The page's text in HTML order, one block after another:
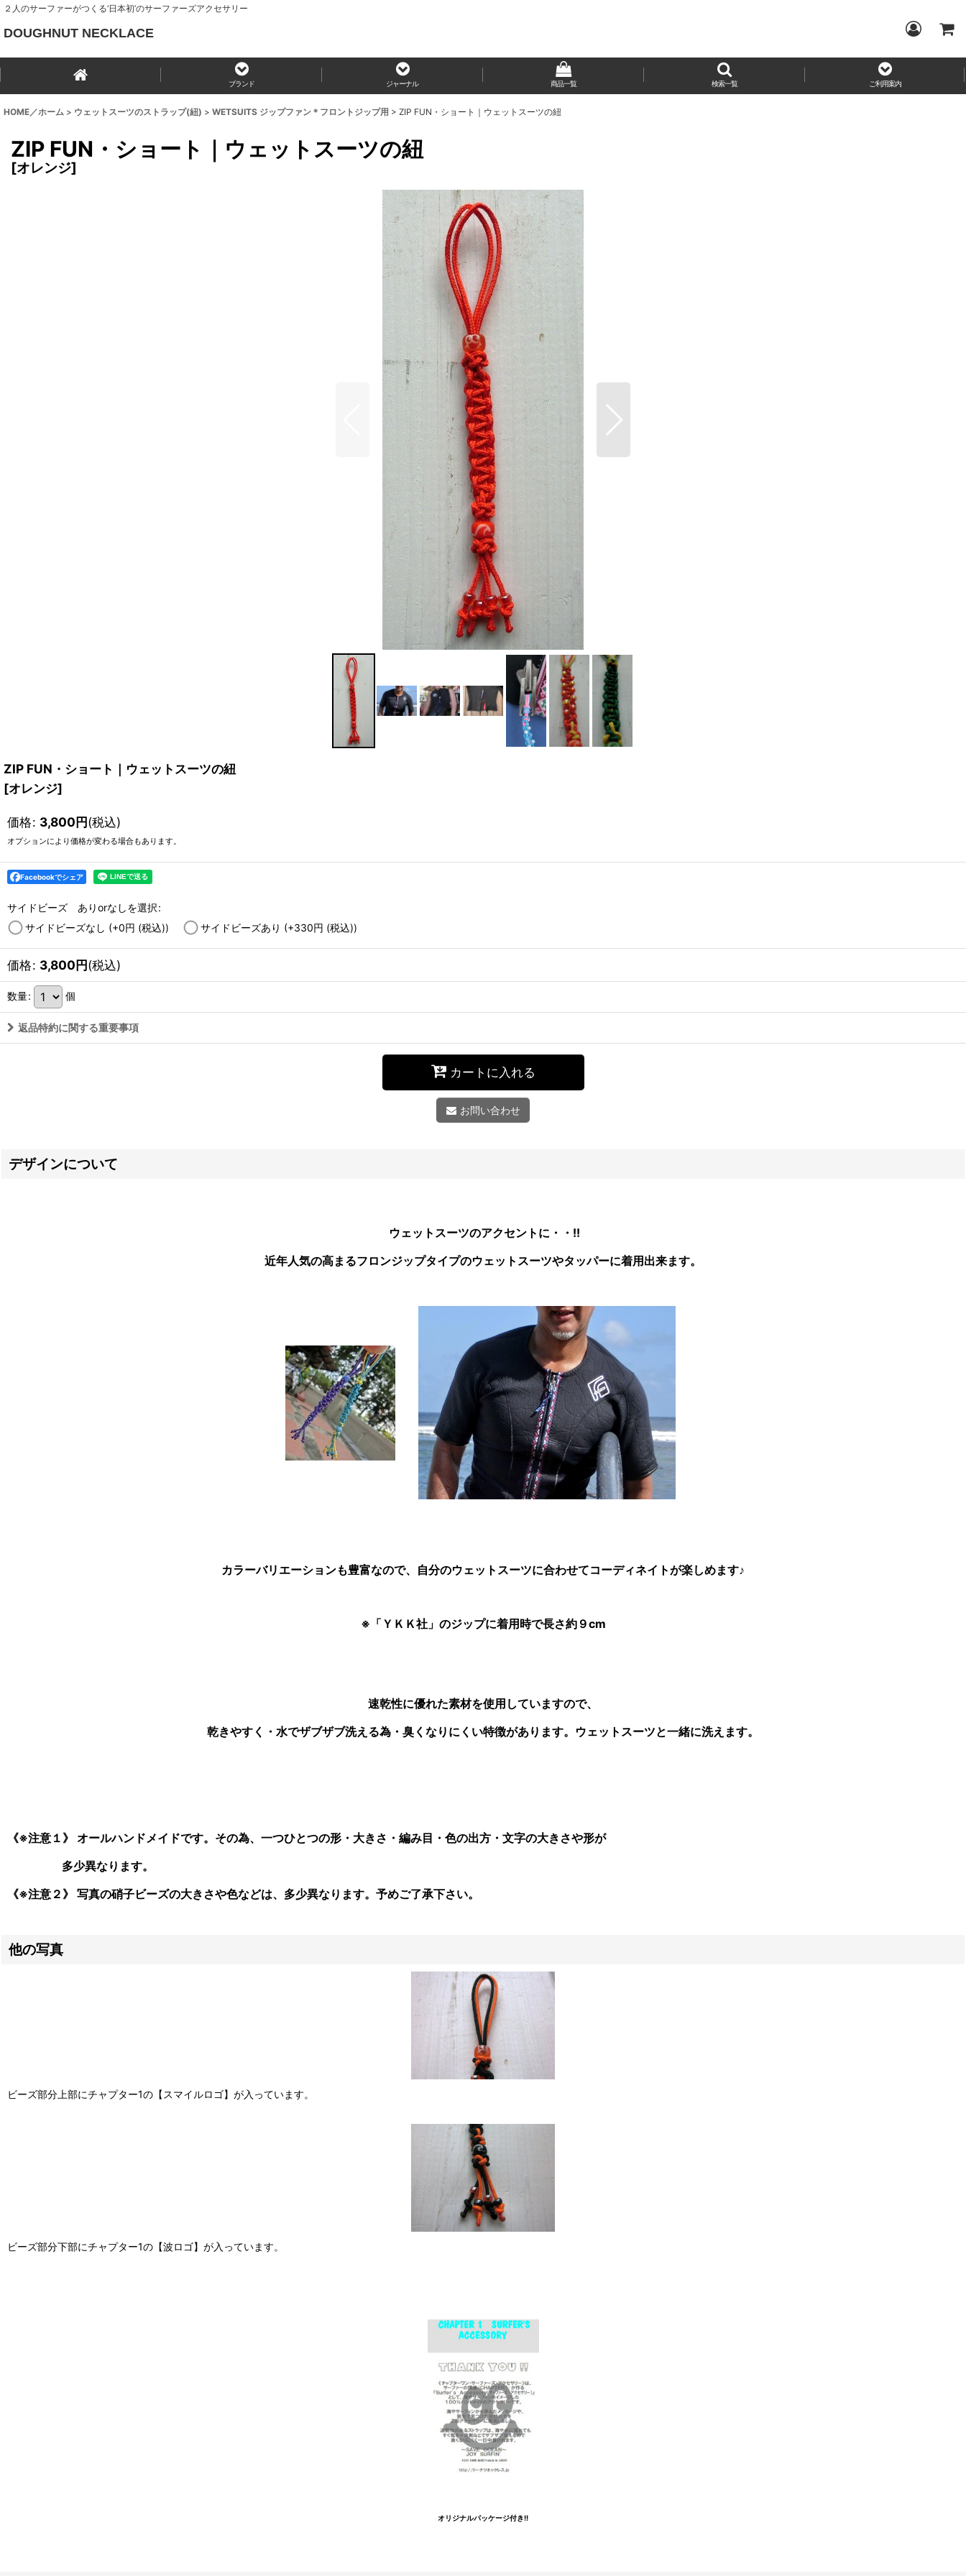
２人のサーファーがつくる‘日本初’のサーファーズアクセサリー
DOUGHNUT NECKLACE
ブランド ジャーナル 商品一覧 検索一覧 ご利用案内
HOME／ホーム > ウェットスーツのストラップ(紐) > WETSUITS ジップファン＊フロントジップ用 > ZIP FUN・ショート｜ウェットスーツの紐
ZIP FUN・ショート｜ウェットスーツの紐
[オレンジ]
ZIP FUN・ショート｜ウェットスーツの紐
[オレンジ]
価格: 3,800円(税込)
オプションにより価格が変わる場合もあります。
Facebookでシェア
サイドビーズ ありorなしを選択:
サイドビーズなし (+0円 (税込)) サイドビーズあり (+330円 (税込))
価格: 3,800円(税込)
数量: 個
返品特約に関する重要事項
カートに入れる
お問い合わせ
デザインについて
ウェットスーツのアクセントに・・!!
近年人気の高まるフロンジップタイプのウェットスーツやタッパーに着用出来ます。
カラーバリエーションも豊富なので、自分のウェットスーツに合わせてコーディネイトが楽しめます♪
※「ＹＫＫ社」のジップに着用時で長さ約９cm
速乾性に優れた素材を使用していますので、
乾きやすく・水でザブザブ洗える為・臭くなりにくい特徴があります。ウェットスーツと一緒に洗えます。
《※注意１》 オールハンドメイドです。その為、一つひとつの形・大きさ・編み目・色の出方・文字の大きさや形が
多少異なります。
《※注意２》 写真の硝子ビーズの大きさや色などは、多少異なります。予めご了承下さい。
他の写真
ビーズ部分上部にチャプター1の【スマイルロゴ】が入っています。
ビーズ部分下部にチャプター1の【波ロゴ】が入っています。
オリジナルパッケージ付き!!